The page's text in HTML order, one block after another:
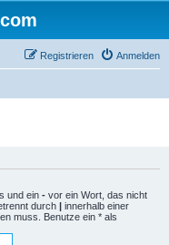
Anmelden
Registrieren
und ein - vor ein Wort, das nicht
durch | innerhalb einer
muss. Benutze ein * als